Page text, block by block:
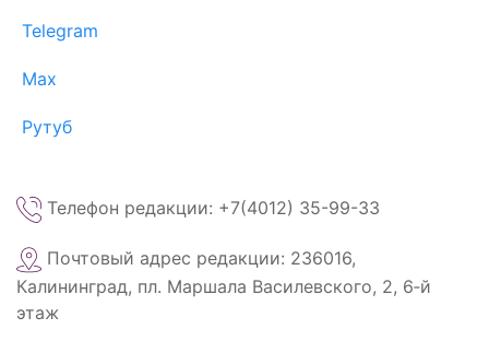
Telegram
Max
Рутуб
Телефон редакции: +7(4012) 35-99-33
Почтовый адрес редакции: 236016,
Калининград, пл. Маршала Василевского, 2, 6‑й
этаж